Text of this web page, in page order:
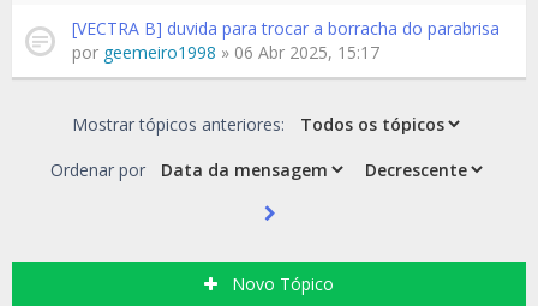
[VECTRA B] duvida para trocar a borracha do parabrisa
por geemeiro1998 » 06 Abr 2025, 15:17
Mostrar tópicos anteriores:
Ordenar por
Novo Tópico